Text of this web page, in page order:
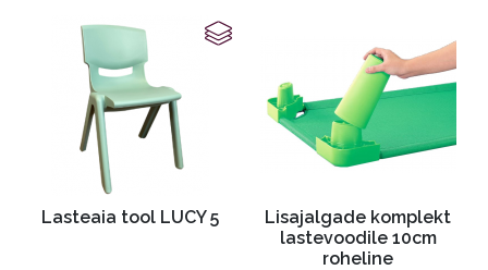
Lasteaia tool LUCY 5
Lisajalgade komplekt
lastevoodile 10cm
roheline